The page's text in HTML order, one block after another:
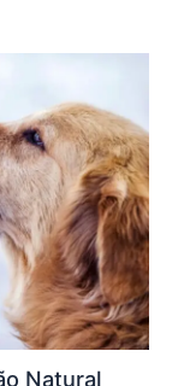
Natural